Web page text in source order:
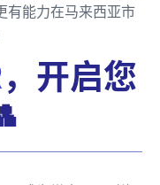
有能力在马来西亚市
，开启您